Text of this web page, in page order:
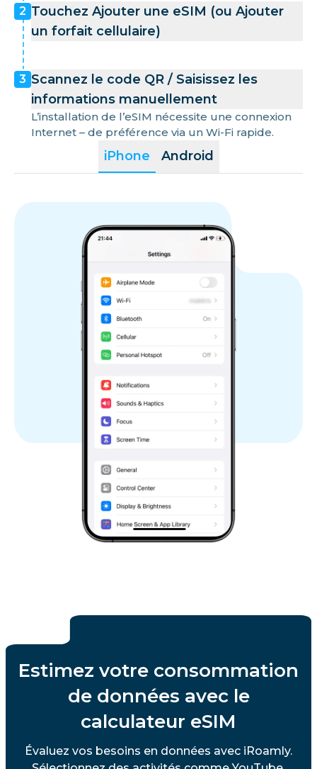
iPhone Android
2 Touchez Ajouter une eSIM (ou Ajouter
un forfait cellulaire)
3 Scannez le code QR / Saisissez les
informations manuellement
L’installation de l’eSIM nécessite une connexion
Internet – de préférence via un Wi-Fi rapide.
Estimez votre consommation
de données avec le
calculateur eSIM
Évaluez vos besoins en données avec iRoamly.